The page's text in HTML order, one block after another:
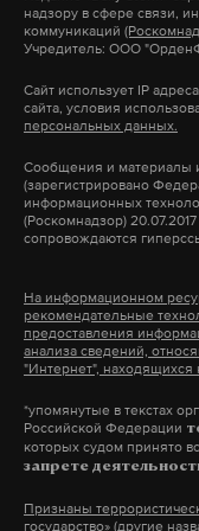
из различных
зарубежья.
Изюминкой стало
эскизам.
городских
фестиваля с
процесс и
Посетители
учились
Также можно
надзору в сфере связи,
коммуникаций
Учредитель: ООО
Сайт использует IP
сайта, условия
персональных данных.
Сообщения и материалы
(зарегистрировано
информационных
(Роскомнадзор)
сопровождаются
На информационном
рекомендательные
предоставления
анализа сведений,
"Интернет",
*упомянутые в текстах
Российской Федерации
которых судом принято
запрете
Признаны
государство» (другие